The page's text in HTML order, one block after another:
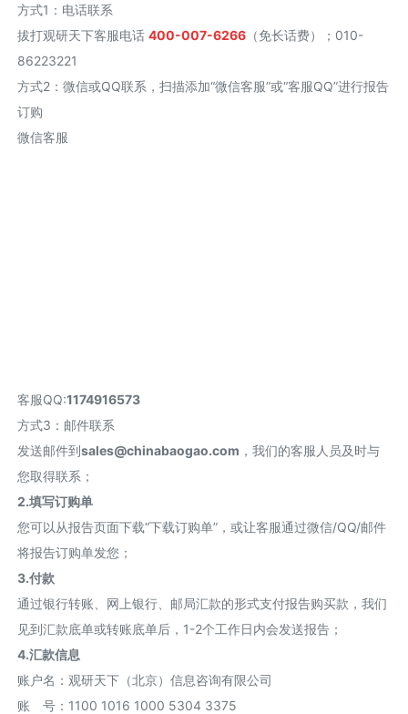
方式1 ： 电话联系
拔打观研天下客服电话400-007-6266 （免长话费）；010-
86223221
方式2 ：微信或QQ联系，扫描添加“微信客服”或“客服QQ”进行报告
订购
微信客服
客服QQ:1174916573
方式3：邮件联系
发送邮件到sales@chinabaogao.com ，我们的客服人员及时与
您取得联系；
2.填写订购单
您可以从报告页面下载“下载订购单”，或让客服通过微信/QQ/邮件
将报告订购单发您；
3.付款
通过银行转账、网上银行、邮局汇款的形式支付报告购买款，我们
见到汇款底单或转账底单后，1-2个工作日内会发送报告；
4.汇款信息
账户名：观研天下（北京）信息咨询有限公司
账 号：1100 1016 1000 5304 3375